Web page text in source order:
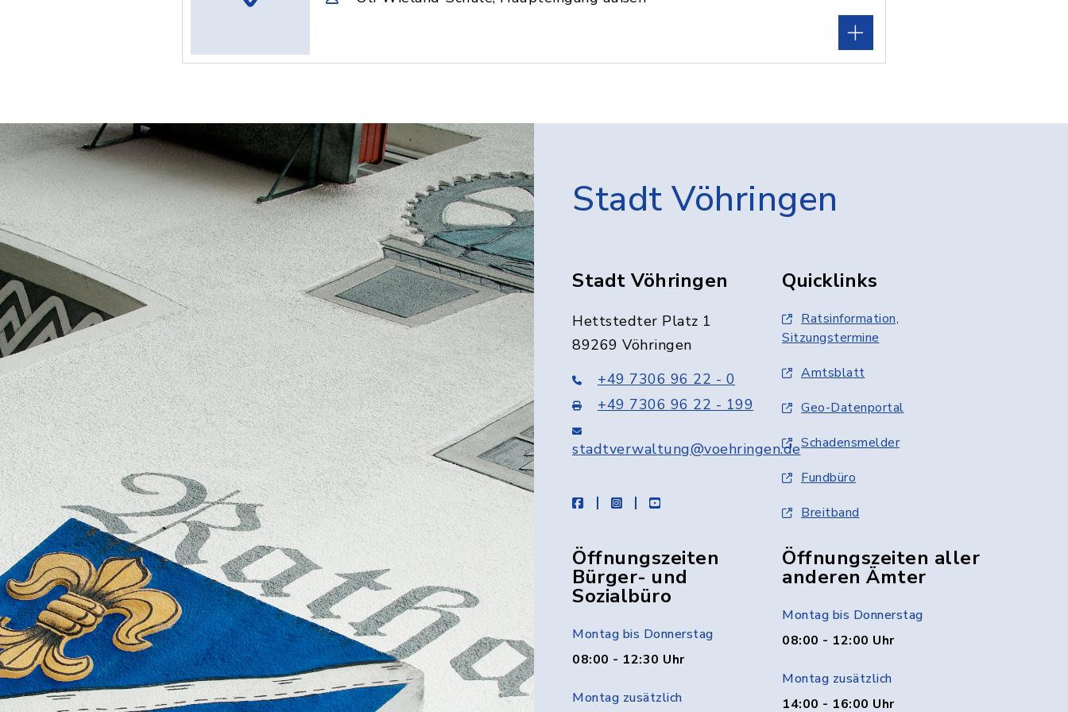
Stadt Vöhringen
Stadt Vöhringen
Hettstedter Platz 1
89269 Vöhringen
+49 7306 96 22 - 0
+49 7306 96 22 - 199
stadtverwaltung@voehringen.de
facebookinstagramyoutube
Quicklinks
Ratsinformation,
Sitzungstermine
Amtsblatt
Geo-Datenportal
Schadensmelder
Fundbüro
Breitband
Öffnungszeiten
Bürger- und
Sozialbüro
Montag bis Donnerstag
08:00 - 12:30 Uhr
Montag zusätzlich
Öffnungszeiten aller
anderen Ämter
Montag bis Donnerstag
08:00 - 12:00 Uhr
Montag zusätzlich
14:00 - 16:00 Uhr